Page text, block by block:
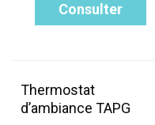
Consulter
Thermostat
d’ambiance TAPG